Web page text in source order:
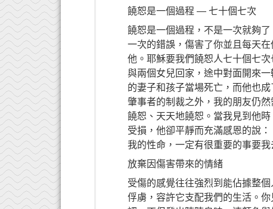
饒恕是一個過程 — 七十個七次
饒恕是一個過程，不是一次就夠
一次的錯誤，傷害了你並且每天
他。耶穌要我們饒恕人七十個七
與兩個女兒回家，途中對面開來
的妻子和孩子當場死亡，而他也
肇事者的制裁之外，我的朋友仍
饒恕、天天地饒恕。當我見到他
受損，他卻平靜而充滿感恩的說
我的性命，一定有很重要的事要
放棄因傷害帶來的情緒
受傷的感覺往往強烈到能佔據整
俘虜，容許它支配我們的生活。